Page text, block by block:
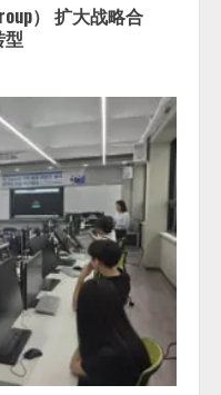
） 扩大战略合